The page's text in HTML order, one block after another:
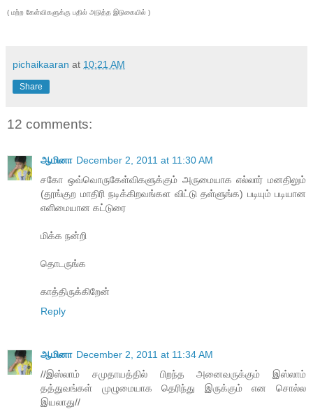
( மற்ற கேள்விகளுக்கு பதில் அடுத்த இடுகையில் )
pichaikaaran at 10:21 AM
Share
12 comments:
ஆமினா December 2, 2011 at 11:30 AM
சகோ ஒவ்வொருகேள்விகளுக்கும் அருமையாக எல்லார் மனதிலும்
(தூங்குற மாதிரி நடிக்கிறவங்கள விட்டு தள்ளுங்க) படியும் படியான
எளிமையான கட்டுரை
மிக்க நன்றி
தொடருங்க
காத்திருக்கிறேன்
Reply
ஆமினா December 2, 2011 at 11:34 AM
//இஸ்லாம் சமுதாயத்தில் பிறந்த அனைவருக்கும் இஸ்லாம்
தத்துவங்கள் முழுமையாக தெரிந்து இருக்கும் என சொல்ல
இயலாது//